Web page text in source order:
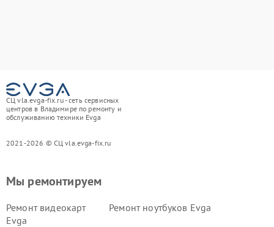
СЦ vla.evga-fix.ru - сеть сервисных
центров в Владимире по ремонту и
обслуживанию техники Evga
2021-2026 © СЦ vla.evga-fix.ru
Мы ремонтируем
Ремонт видеокарт
Evga
Ремонт ноутбуков Evga